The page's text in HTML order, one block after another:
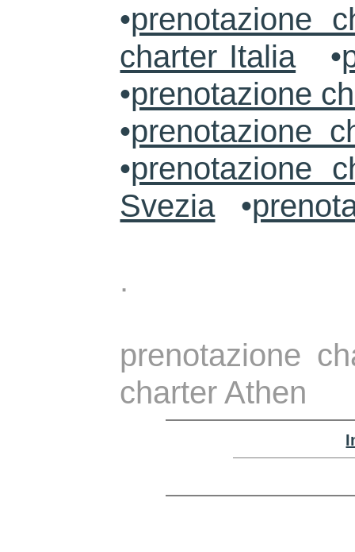
•prenotazione
charter Italia•
•prenotazione
•prenotazione
•prenotazione
Svezia•
.
prenotazione
charter Athen